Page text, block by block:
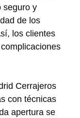
seguro y
de los
los clientes
Cerrajeros
con técnicas
apertura se